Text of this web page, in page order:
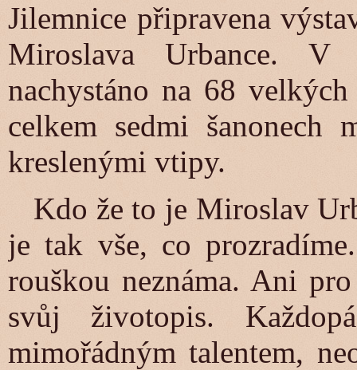
Jilemnice připravena
Miroslava Urbance. V
nachystáno na 68
celkem sedmi šanonech
kreslenými vtipy.
Kdo že to je Miroslav
je tak vše, co
rouškou neznáma. Ani
svůj životopis.
mimořádným talentem,